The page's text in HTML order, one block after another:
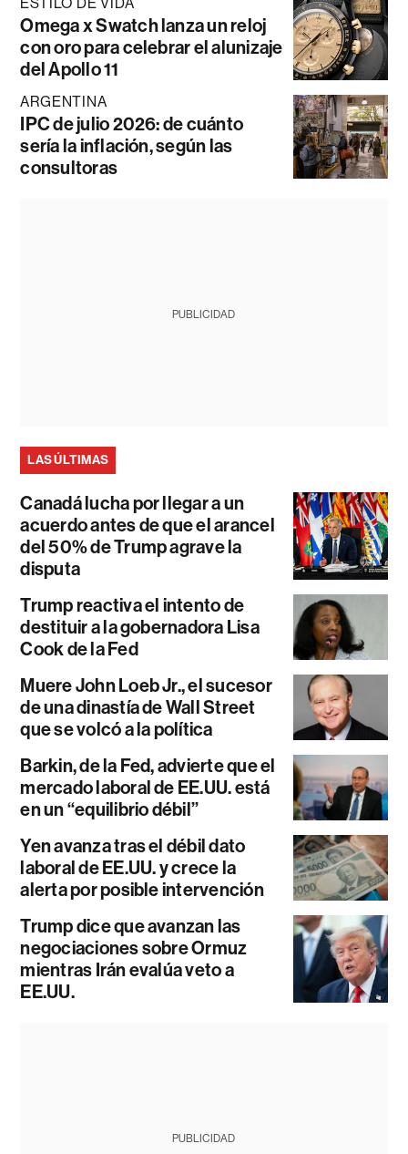
Omega x Swatch lanza un reloj
con oro para celebrar el alunizaje
del Apollo 11
ARGENTINA
IPC de julio 2026: de cuánto
sería la inflación, según las
consultoras
PUBLICIDAD
LAS ÚLTIMAS
Canadá lucha por llegar a un
acuerdo antes de que el arancel
del 50% de Trump agrave la
disputa
Trump reactiva el intento de
destituir a la gobernadora Lisa
Cook de la Fed
Muere John Loeb Jr., el sucesor
de una dinastía de Wall Street
que se volcó a la política
Barkin, de la Fed, advierte que el
mercado laboral de EE.UU. está
en un “equilibrio débil”
Yen avanza tras el débil dato
laboral de EE.UU. y crece la
alerta por posible intervención
Trump dice que avanzan las
negociaciones sobre Ormuz
mientras Irán evalúa veto a
EE.UU.
PUBLICIDAD